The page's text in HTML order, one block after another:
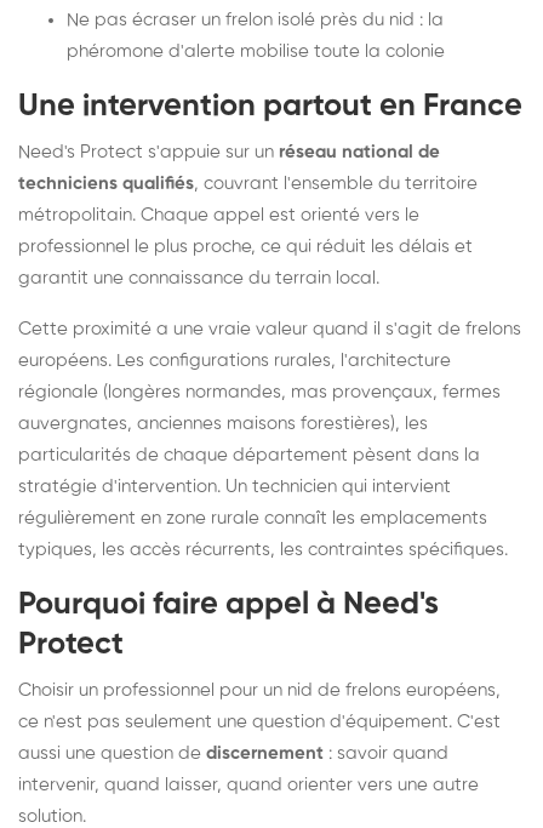
Ne pas écraser un frelon isolé près du nid : la
phéromone d'alerte mobilise toute la colonie
Une intervention partout en France
Need's Protect s'appuie sur un réseau national de
techniciens qualifiés, couvrant l'ensemble du territoire
métropolitain. Chaque appel est orienté vers le
professionnel le plus proche, ce qui réduit les délais et
garantit une connaissance du terrain local.
Cette proximité a une vraie valeur quand il s'agit de frelons
européens. Les configurations rurales, l'architecture
régionale (longères normandes, mas provençaux, fermes
auvergnates, anciennes maisons forestières), les
particularités de chaque département pèsent dans la
stratégie d'intervention. Un technicien qui intervient
régulièrement en zone rurale connaît les emplacements
typiques, les accès récurrents, les contraintes spécifiques.
Pourquoi faire appel à Need's
Protect
Choisir un professionnel pour un nid de frelons européens,
ce n'est pas seulement une question d'équipement. C'est
aussi une question de discernement : savoir quand
intervenir, quand laisser, quand orienter vers une autre
solution.